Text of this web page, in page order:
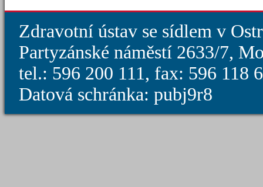
Zdravotní ústav se sídlem v
Partyzánské náměstí 2633/7,
tel.: 596 200 111, fax: 596 118
Datová schránka: pubj9r8